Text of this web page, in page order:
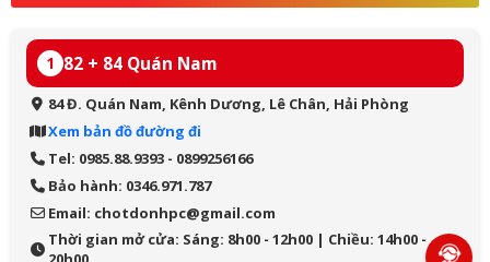
1 82 + 84 Quán Nam
84 Đ. Quán Nam, Kênh Dương, Lê Chân, Hải Phòng
Xem bản đồ đường đi
Tel: 0985.88.9393 - 0899256166
Bảo hành: 0346.971.787
Email: chotdonhpc@gmail.com
Thời gian mở cửa: Sáng: 8h00 - 12h00 | Chiều: 14h00 -